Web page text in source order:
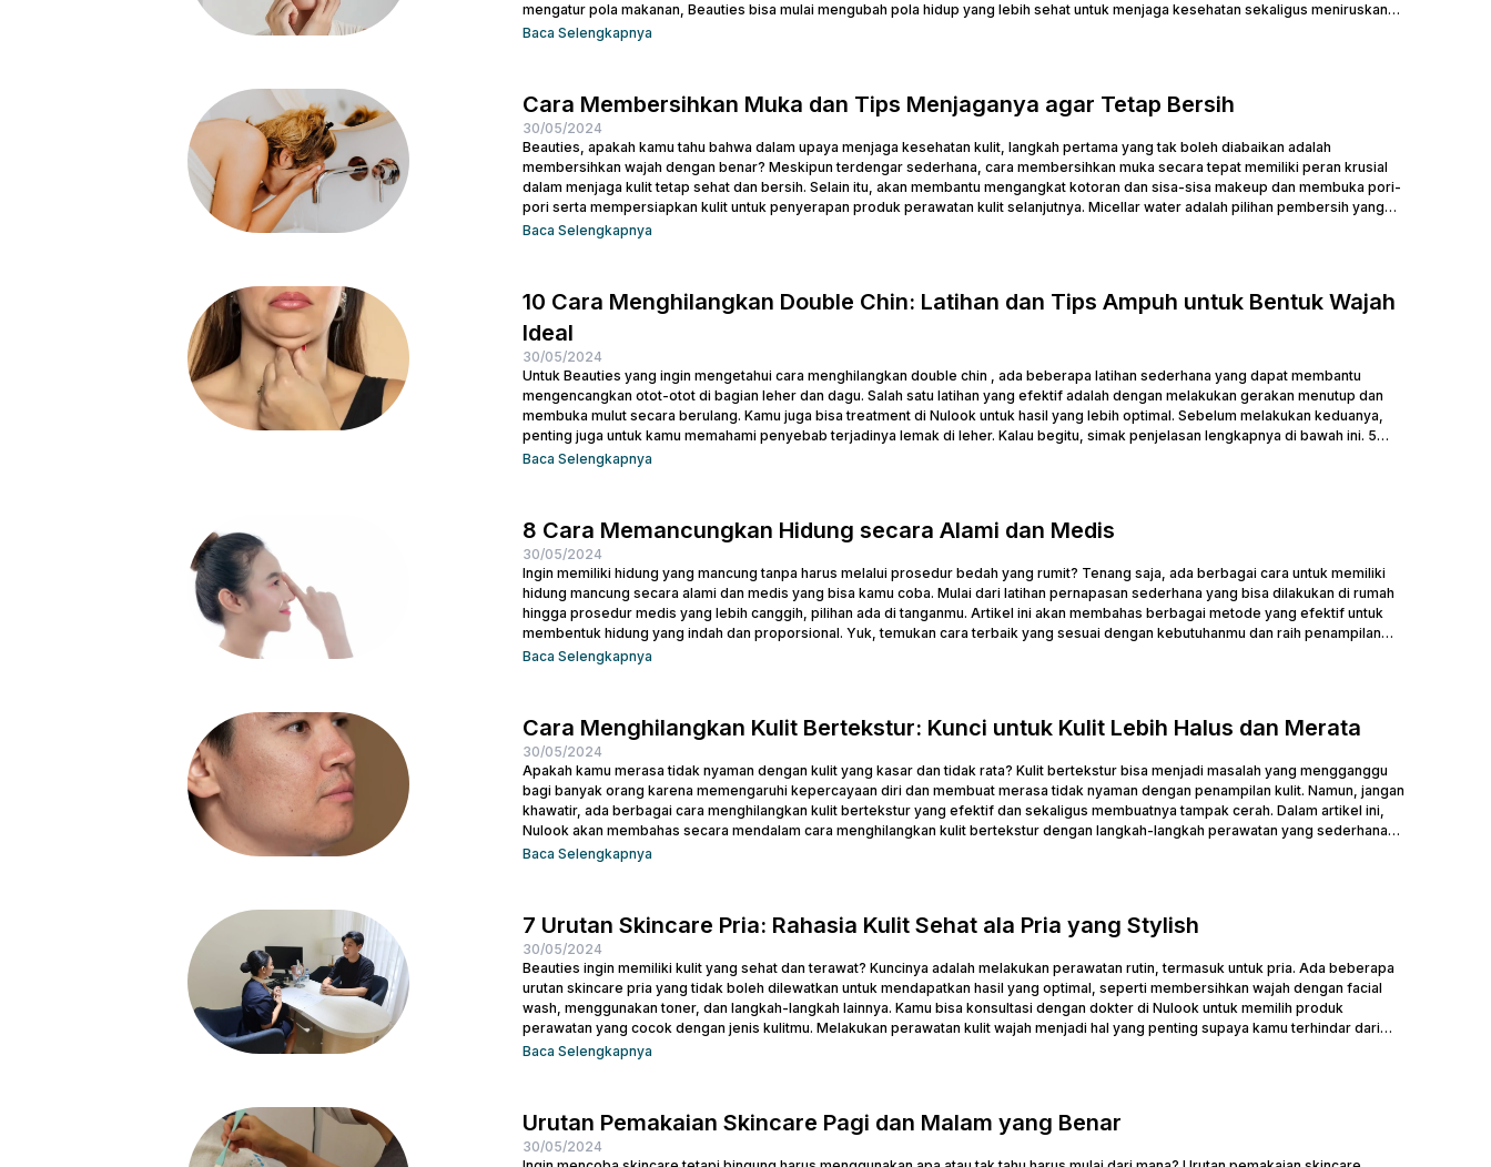
mengatur pola makanan, Beauties bisa mulai mengubah pola hidup yang lebih sehat untuk menjaga kesehatan sekaligus meniruskan
pipi. Tentu masih ada cara lainnya untuk membuat...
Baca Selengkapnya
Cara Membersihkan Muka dan Tips Menjaganya agar Tetap Bersih
30/05/2024
Beauties, apakah kamu tahu bahwa dalam upaya menjaga kesehatan kulit, langkah pertama yang tak boleh diabaikan adalah
membersihkan wajah dengan benar? Meskipun terdengar sederhana, cara membersihkan muka secara tepat memiliki peran krusial
dalam menjaga kulit tetap sehat dan bersih. Selain itu, akan membantu mengangkat kotoran dan sisa-sisa makeup dan membuka pori-
pori serta mempersiapkan kulit untuk penyerapan produk perawatan kulit selanjutnya. Micellar water adalah pilihan pembersih yang
efektif dan praktis, terutama untuk menghapus makeup dan kotoran saat...
Baca Selengkapnya
10 Cara Menghilangkan Double Chin: Latihan dan Tips Ampuh untuk Bentuk Wajah
Ideal
30/05/2024
Untuk Beauties yang ingin mengetahui cara menghilangkan double chin , ada beberapa latihan sederhana yang dapat membantu
mengencangkan otot-otot di bagian leher dan dagu. Salah satu latihan yang efektif adalah dengan melakukan gerakan menutup dan
membuka mulut secara berulang. Kamu juga bisa treatment di Nulook untuk hasil yang lebih optimal. Sebelum melakukan keduanya,
penting juga untuk kamu memahami penyebab terjadinya lemak di leher. Kalau begitu, simak penjelasan lengkapnya di bawah ini. 5
Penyebab Double Chin Penyebab...
Baca Selengkapnya
8 Cara Memancungkan Hidung secara Alami dan Medis
30/05/2024
Ingin memiliki hidung yang mancung tanpa harus melalui prosedur bedah yang rumit? Tenang saja, ada berbagai cara untuk memiliki
hidung mancung secara alami dan medis yang bisa kamu coba. Mulai dari latihan pernapasan sederhana yang bisa dilakukan di rumah
hingga prosedur medis yang lebih canggih, pilihan ada di tanganmu. Artikel ini akan membahas berbagai metode yang efektif untuk
membentuk hidung yang indah dan proporsional. Yuk, temukan cara terbaik yang sesuai dengan kebutuhanmu dan raih penampilan
yang...
Baca Selengkapnya
Cara Menghilangkan Kulit Bertekstur: Kunci untuk Kulit Lebih Halus dan Merata
30/05/2024
Apakah kamu merasa tidak nyaman dengan kulit yang kasar dan tidak rata? Kulit bertekstur bisa menjadi masalah yang mengganggu
bagi banyak orang karena memengaruhi kepercayaan diri dan membuat merasa tidak nyaman dengan penampilan kulit. Namun, jangan
khawatir, ada berbagai cara menghilangkan kulit bertekstur yang efektif dan sekaligus membuatnya tampak cerah. Dalam artikel ini,
Nulook akan membahas secara mendalam cara menghilangkan kulit bertekstur dengan langkah-langkah perawatan yang sederhana
namun efektif. Dari penggunaan produk yang sesuai hingga perawatan...
Baca Selengkapnya
7 Urutan Skincare Pria: Rahasia Kulit Sehat ala Pria yang Stylish
30/05/2024
Beauties ingin memiliki kulit yang sehat dan terawat? Kuncinya adalah melakukan perawatan rutin, termasuk untuk pria. Ada beberapa
urutan skincare pria yang tidak boleh dilewatkan untuk mendapatkan hasil yang optimal, seperti membersihkan wajah dengan facial
wash, menggunakan toner, dan langkah-langkah lainnya. Kamu bisa konsultasi dengan dokter di Nulook untuk memilih produk
perawatan yang cocok dengan jenis kulitmu. Melakukan perawatan kulit wajah menjadi hal yang penting supaya kamu terhindar dari
jerawat dan kulit tampak lebih cerah. Apalagi...
Baca Selengkapnya
Urutan Pemakaian Skincare Pagi dan Malam yang Benar
30/05/2024